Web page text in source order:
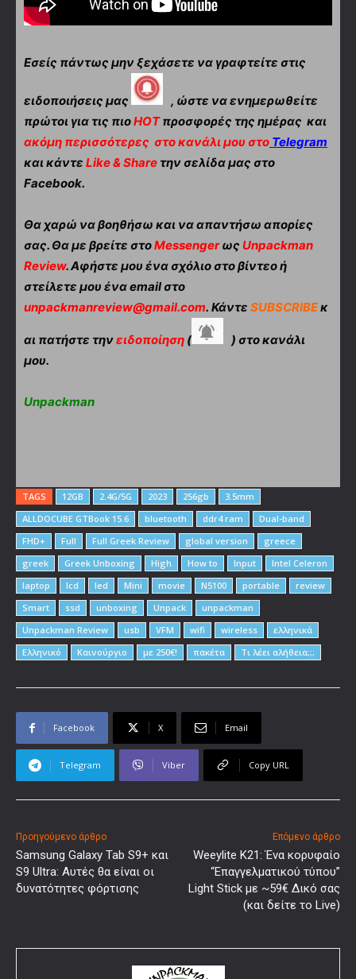
Εσείς πάντως μην ξεχάσετε να γραφτείτε στις
ειδοποιήσεις μας
, ώστε να ενημερωθείτε
πρώτοι για τις πιοHOTπροσφορές της ημέρας και
ακόμη περισσότερες στο κανάλι μου στο Telegram
και κάντε Like & Share την σελίδα μας στο
Facebook.
Θα χαρώ να βοηθήσω και να απαντήσω απορίες
σας. Θα με βρείτε στοMessengerως Unpackman
Review. Αφήστε μου ένα σχόλιο στο βίντεο ή
στείλετε μου ένα email στο
unpackmanreview@gmail.com. Κάντε SUBSCRIBEκ
αι πατήστε τηνειδοποίηση (
) στο κανάλι
μου.
Unpackman
TAGS 12GB 2.4G/5G 2023 256gb
3.5mm
ALLDOCUBE GTBook 15.6
bluetooth ddr4 ram
Dual-band
FHD+
Full Full Greek Review global version
greece
greek
Greek Unboxing High How to Input
Intel Celeron
laptop
lcd led Mini movie N5100 portable
review
Smart
ssd unboxing Unpack
unpackman
Unpackman Review
usb VFM wifi wireless
ελληνικά
Ελληνικό
Καινούργιο με 250€! πακέτα Τι λέει αλήθεια;;;
Facebook X Email
Telegram Viber Copy URL
Προηγούμενο άρθρο
Samsung Galaxy Tab S9+ και
S9 Ultra: Αυτές θα είναι οι
δυνατότητες φόρτισης
Επόμενο άρθρο
Weeylite K21: Ένα κορυφαίο
“Επαγγελματικού τύπου”
Light Stick με ~59€ Δικό σας
(και δείτε το Live)